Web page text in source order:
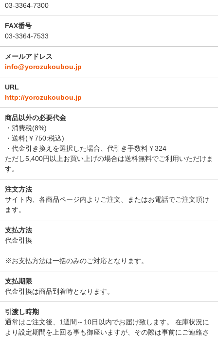
03-3364-7300
FAX番号
03-3364-7533
メールアドレス
info@yorozukoubou.jp
URL
http://yorozukoubou.jp
商品以外の必要代金
・消費税(8%)
・送料(￥750:税込)
・代金引き換えを選択した場合、代引き手数料￥324
ただし5,400円以上お買い上げの場合は送料無料でご利用いただけま
す。
注文方法
サイト内、各商品ページ内よりご注文、またはお電話でご注文頂け
ます。
支払方法
代金引換
※お支払方法は一括のみのご対応となります。
支払期限
代金引換は商品到着時となります。
引渡し時期
通常はご注文後、1週間～10日以内でお届け致します。 在庫状況に
より設定期間を上回る事も御座いますが、その際は事前にご連絡さ